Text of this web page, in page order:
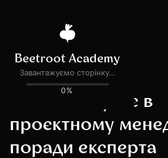
Всі події
ПОДІЯ ЗАВЕРШЕНА
Твоє майбутнє в
проєктному
поради експерта